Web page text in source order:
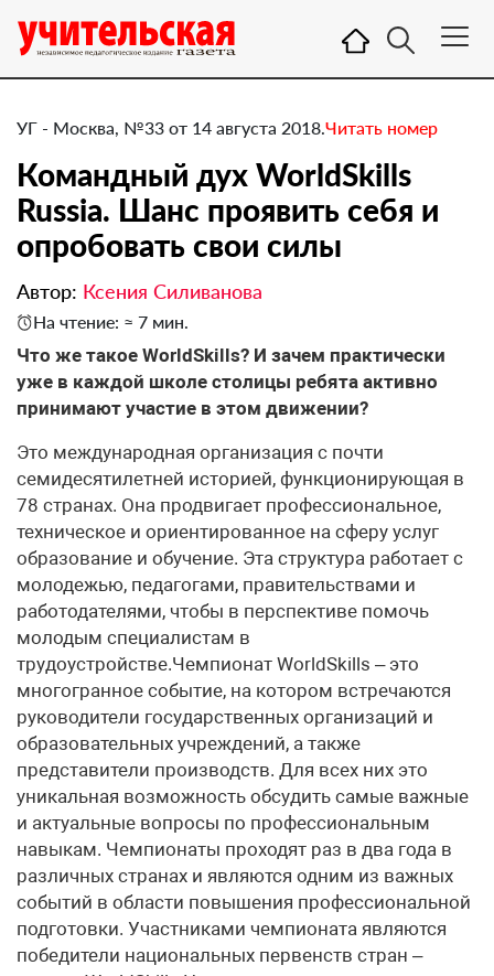
УГ - Москва, №33 от 14 августа 2018.Читать номер
Командный дух WorldSkills
Russia. Шанс проявить себя и
опробовать свои силы
Автор: Ксения Силиванова
На чтение: ≈ 7 мин.
​Что же такое WorldSkills? И зачем практически
уже в каждой школе столицы ребята активно
принимают участие в этом движении?
Это международная организация с почти
семидесятилетней историей, функционирующая в
78 странах. Она продвигает профессиональное,
техническое и ориентированное на сферу услуг
образование и обучение. Эта структура работает с
молодежью, педагогами, правительствами и
работодателями, чтобы в перспективе помочь
молодым специалистам в
трудоустройстве.Чемпионат WorldSkills – это
многогранное событие, на котором встречаются
руководители государственных организаций и
образовательных учреждений, а также
представители производств. Для всех них это
уникальная возможность обсудить самые важные
и актуальные вопросы по профессиональным
навыкам. Чемпионаты проходят раз в два года в
различных странах и являются одним из важных
событий в области повышения профессиональной
подготовки. Участниками чемпионата являются
победители национальных первенств стран –